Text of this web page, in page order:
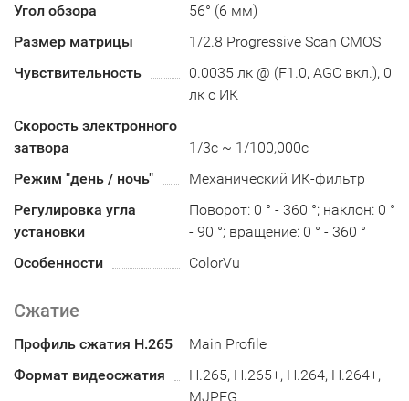
Угол обзора
56° (6 мм)
Размер матрицы
1/2.8 Progressive Scan CMOS
Чувствительность
0.0035 лк @ (F1.0, AGC вкл.), 0
лк с ИК
Скорость электронного
затвора
1/3с ~ 1/100,000с
Режим "день / ночь"
Механический ИК-фильтр
Регулировка угла
установки
Поворот: 0 ° - 360 °; наклон: 0 °
- 90 °; вращение: 0 ° - 360 °
Особенности
ColorVu
Сжатие
Профиль сжатия H.265
Main Profile
Формат видеосжатия
H.265, H.265+, H.264, H.264+,
MJPEG